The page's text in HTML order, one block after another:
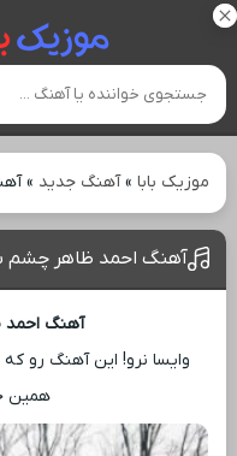
موزیک بابا»آهنگ جدید »
آهنگ احمد ظاهر چشم
آهنگ احمد
وایسا نرو! این آهنگ رو
همین